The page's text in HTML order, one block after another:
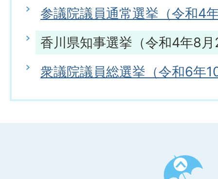
参議院議員通常選挙（令和4
香川県知事選挙（令和4年8
衆議院議員総選挙（令和6年
ペ